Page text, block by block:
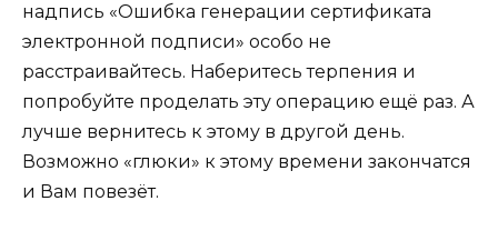
надпись «Ошибка генерации сертификата
электронной подписи» особо не
расстраивайтесь. Наберитесь терпения и
попробуйте проделать эту операцию ещё раз. А
лучше вернитесь к этому в другой день.
Возможно «глюки» к этому времени закончатся
и Вам повезёт.